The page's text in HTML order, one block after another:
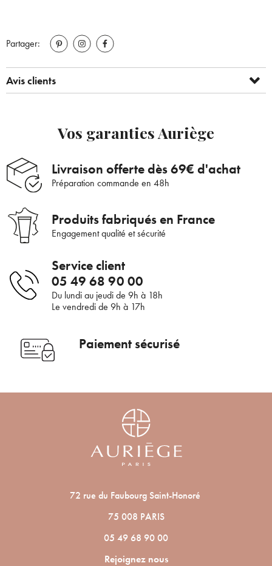
Supprimer le produit ?
Voulez-vous vraiment supprimer le produit suivant du
panier ?
Partager:
Avis clients
Vos garanties Auriège
Livraison offerte dès 69€ d'achat
Préparation commande en 48h
Produits fabriqués en France
Engagement qualité et sécurité
Service client
05 49 68 90 00
Du lundi au jeudi de 9h à 18h
Le vendredi de 9h à 17h
Paiement sécurisé
72 rue du Faubourg Saint-Honoré
75 008 PARIS
05 49 68 90 00
Rejoignez nous
Bienvenue !
Pour être au courant de nos dernières
bénéficier de nos conseils de saison, inscrivez-
vous à notre Newsletter.
JE M’INSCRIS